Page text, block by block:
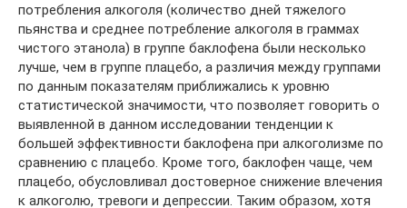
потребления алкоголя (количество дней тяжелого
пьянства и среднее потребление алкоголя в граммах
чистого этанола) в группе баклофена были несколько
лучше, чем в группе плацебо, а различия между группами
по данным показателям приближались к уровню
статистической значимости, что позволяет говорить о
выявленной в данном исследовании тенденции к
большей эффективности баклофена при алкоголизме по
сравнению с плацебо. Кроме того, баклофен чаще, чем
плацебо, обусловливал достоверное снижение влечения
к алкоголю, тревоги и депрессии. Таким образом, хотя